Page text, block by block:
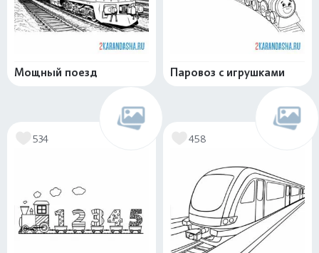
Мощный поезд Паровоз с игрушками
534 458